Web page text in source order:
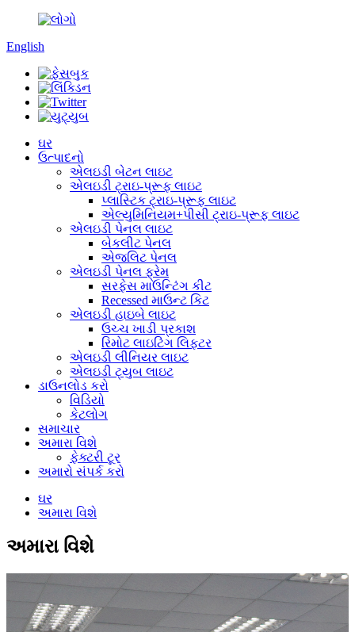
English
ઘર
ઉત્પાદનો
એલઇડી બેટન લાઇટ
એલઇડી ટ્રાઇ-પ્રૂફ લાઇટ
પ્લાસ્ટિક ટ્રાઇ-પ્રૂફ લાઇટ
એલ્યુમિનિયમ+પીસી ટ્રાઇ-પ્રૂફ લાઇટ
એલઇડી પેનલ લાઇટ
બેકલીટ પેનલ
એજલિટ પેનલ
એલઇડી પેનલ ફ્રેમ
સરફેસ માઉન્ટિંગ કીટ
Recessed માઉન્ટ કિટ
એલઇડી હાઇબે લાઇટ
ઉચ્ચ ખાડી પ્રકાશ
રિમોટ લાઇટિંગ લિફ્ટર
એલઇડી લીનિયર લાઇટ
એલઇડી ટ્યુબ લાઇટ
ડાઉનલોડ કરો
વિડિયો
કેટલોગ
સમાચાર
અમારા વિશે
ફેક્ટરી ટૂર
અમારો સંપર્ક કરો
ઘર
અમારા વિશે
અમારા વિશે